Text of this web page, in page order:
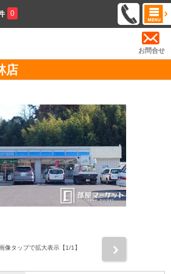
0
お問合せ
店
像タップで拡大表示【1/1】